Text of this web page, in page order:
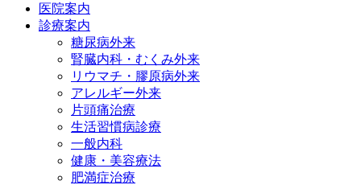
医院案内
診療案内
糖尿病外来
腎臓内科・むくみ外来
リウマチ・膠原病外来
アレルギー外来
片頭痛治療
生活習慣病診療
一般内科
健康・美容療法
肥満症治療